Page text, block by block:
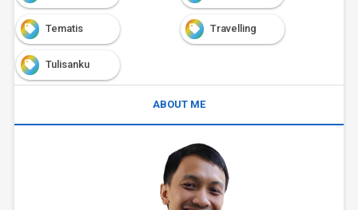
Tematis Travelling
Tulisanku
ABOUT ME